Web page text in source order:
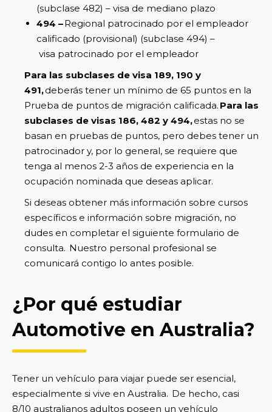
(subclase 482) – visa de mediano plazo
494 –Regional patrocinado por el empleador
calificado (provisional) (subclase 494) –
visa patrocinado por el empleador
Para las subclases de visa 189, 190 y
491,deberás tener un mínimo de 65 puntos en la
Prueba de puntos de migración calificada. Para las
subclases de visas 186, 482 y 494,estas no se
basan en pruebas de puntos, pero debes tener un
patrocinador y, por lo general, se requiere que
tenga al menos 2-3 años de experiencia en la
ocupación nominada que deseas aplicar.
Si deseas obtener más información sobre cursos
específicos e información sobre migración, no
dudes en completar el siguiente formulario de
consulta. Nuestro personal profesional se
comunicará contigo lo antes posible.
¿Por qué estudiar
Automotive en Australia?
Tener un vehículo para viajar puede ser esencial,
especialmente si vive en Australia. De hecho, casi
8/10 australianos adultos poseen un vehículo